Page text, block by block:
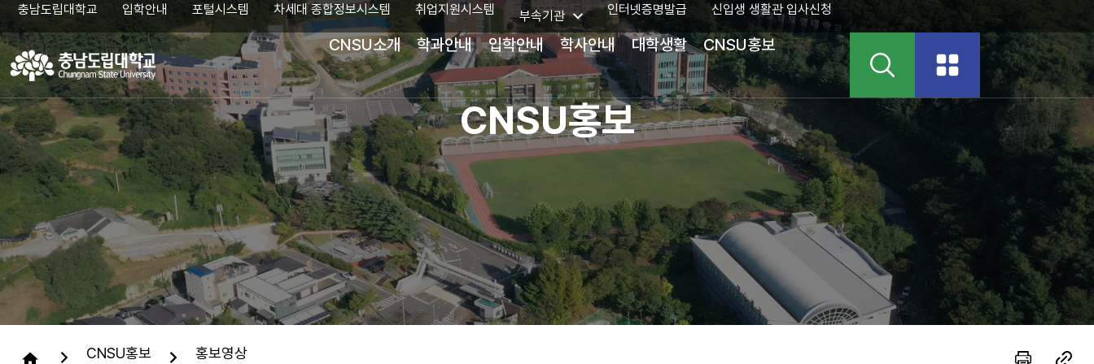
충남도립대학교 입학안내 포털시스템 차세대 종합정보시스템 취업지원시스템 부속기관 인터넷증명발급 신입생 생활관 입사신청
CNSU소개 학과안내 입학안내 학사안내 대학생활 CNSU홍보
검
색
어
입
력
CNSU홍보
CNSU홍보 홍보영상